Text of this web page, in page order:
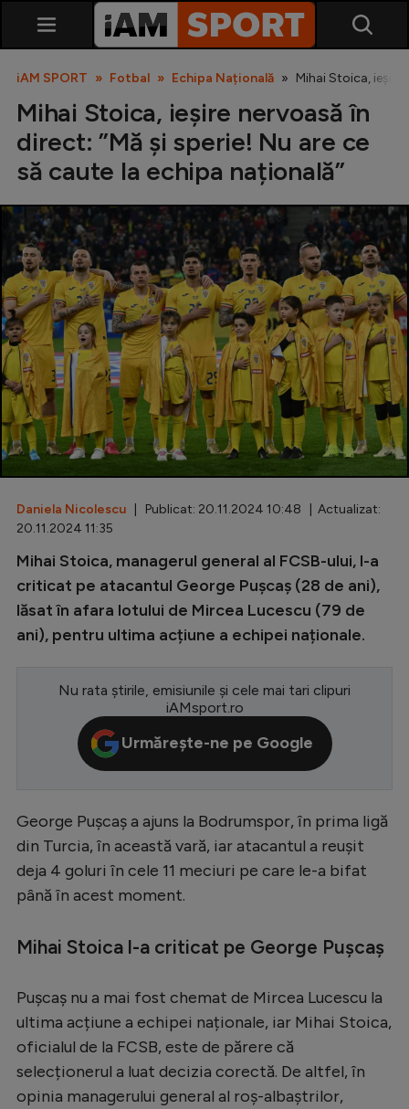
SuperLiga
Liga 2
Cupa României
Echipa Națională
U21
Fotbal feminin
Special
Diverse
Inedit
Champions League
Conference League
CM 2026
Premier League
Serie A
Bundesliga
Campionate
EURO 2024
Stranieri
Clasamente
iAM SPORT Fotbal Echipa Națională Mihai Stoica, ieșire
Mihai Stoica, ieșire nervoasă în
direct: ”Mă și sperie! Nu are ce
să caute la echipa națională”
Daniela Nicolescu | Publicat: 20.11.2024 10:48 | Actualizat:
20.11.2024 11:35
Mihai Stoica, managerul general al FCSB-ului, l-a
criticat pe atacantul George Pușcaș (28 de ani),
lăsat în afara lotului de Mircea Lucescu (79 de
ani), pentru ultima acțiune a echipei naționale.
Nu rata știrile, emisiunile și cele mai tari clipuri
iAMsport.ro
Urmărește-ne pe Google
George Pușcaș a ajuns la Bodrumspor, în prima ligă
din Turcia, în această vară, iar atacantul a reușit
deja 4 goluri în cele 11 meciuri pe care le-a bifat
până în acest moment.
Mihai Stoica l-a criticat pe George Pușcaș
Pușcaș nu a mai fost chemat de Mircea Lucescu la
ultima acțiune a echipei naționale, iar Mihai Stoica,
oficialul de la FCSB, este de părere că
selecționerul a luat decizia corectă. De altfel, în
opinia managerului general al roș-albaștrilor,